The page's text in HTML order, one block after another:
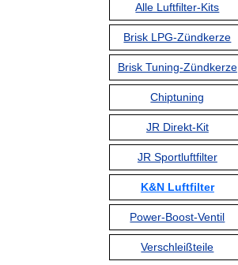
Alle Luftfilter-Kits
Brisk LPG-Zündkerze
Brisk Tuning-Zündkerze
Chiptuning
JR Direkt-Kit
JR Sportluftfilter
K&N Luftfilter
Power-Boost-Ventil
Verschleißteile